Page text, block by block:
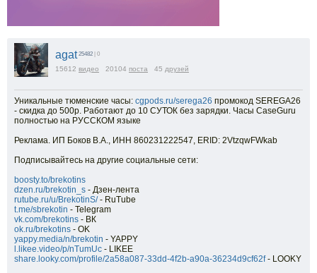
agat 25482 | 0
15612 видео 20104 поста 45 друзей
Уникальные тюменские часы: cgpods.ru/serega26 промокод SEREGA26
- скидка до 500р. Работают до 10 СУТОК без зарядки. Часы CaseGuru
полностью на РУССКОМ языке
Реклама. ИП Боков В.А., ИНН 860231222547, ERID: 2VtzqwFWkab
Подписывайтесь на другие социальные сети:
boosty.to/brekotins
dzen.ru/brekotin_s - Дзен-лента
rutube.ru/u/BrekotinS/- RuTube
t.me/sbrekotin - Telegram
vk.com/brekotins - ВК
ok.ru/brekotins - OK
yappy.media/n/brekotin - YAPPY
l.likee.video/p/nTumUc - LIKEE
share.looky.com/profile/2a58a087-33dd-4f2b-a90a-36234d9cf62f- LOOKY